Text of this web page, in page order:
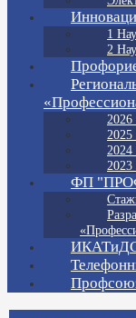
1
2
2026
2025
2024
2023
ФП